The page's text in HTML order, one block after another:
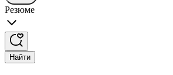
Резюме
Найти